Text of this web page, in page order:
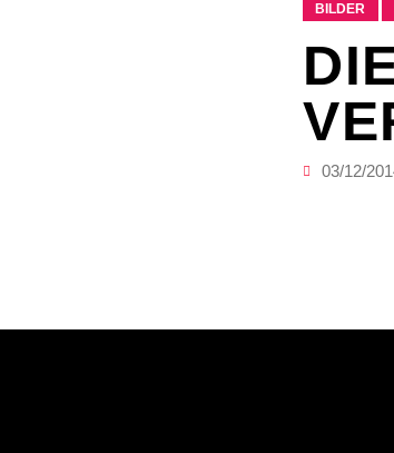
BILDER
03/12/